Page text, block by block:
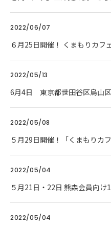
2022/06/07
６月25日開催！ くまもりカフ
2022/05/13
6月4日 東京都世田谷区烏山区
2022/05/08
５月29日開催！「くまもりカ
2022/05/04
５月21日・22日 熊森会員向
2022/05/04